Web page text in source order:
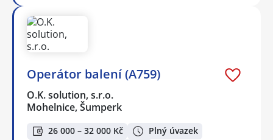
Operátor balení (A759)
O.K. solution, s.r.o.
Mohelnice, Šumperk
26 000 – 32 000 Kč
Plný úvazek